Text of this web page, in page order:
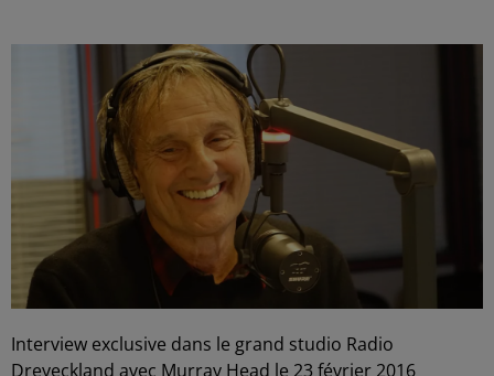
Interview exclusive dans le grand studio Radio
Dreyeckland avec Murray Head le 23 février 2016